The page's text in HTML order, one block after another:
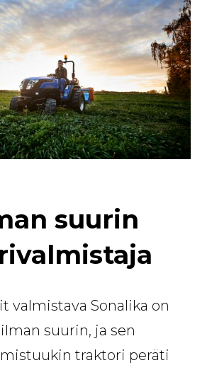
suurin
valmistava Sonalika on
suurin, ja sen
traktori peräti